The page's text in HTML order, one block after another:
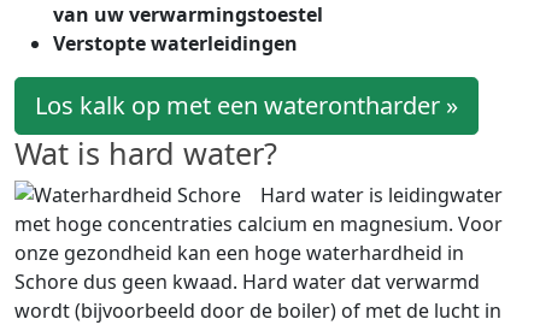
van uw verwarmingstoestel
Verstopte waterleidingen
Los kalk op met een waterontharder »
Wat is hard water?
Hard water is leidingwater
met hoge concentraties calcium en magnesium. Voor
onze gezondheid kan een hoge waterhardheid in
Schore dus geen kwaad. Hard water dat verwarmd
wordt (bijvoorbeeld door de boiler) of met de lucht in